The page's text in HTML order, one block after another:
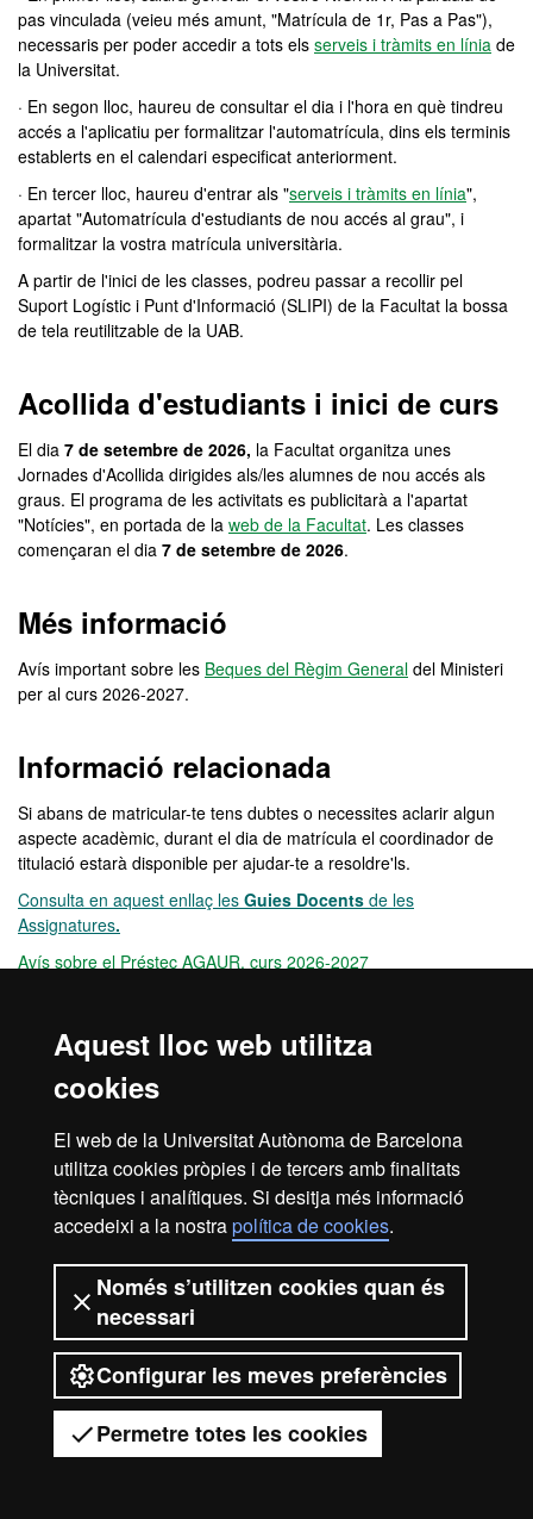
Aquest lloc web utilitza
cookies
El web de la Universitat Autònoma de Barcelona
utilitza cookies pròpies i de tercers amb finalitats
tècniques i analítiques. Si desitja més informació
accedeixi a la nostrapolítica de cookies.
Només s’utilitzen cookies quan és
necessari
Configurar les meves preferències
Permetre totes les cookies
Tens dubtes?
pas vinculada (veieu més amunt, "Matrícula de 1r, Pas a Pas"),
necessaris per poder accedir a tots els serveis i tràmits en línia de
la Universitat.
· En segon lloc, haureu de consultar el dia i l'hora en què tindreu
accés a l'aplicatiu per formalitzar l'automatrícula, dins els terminis
establerts en el calendari especificat anteriorment.
· En tercer lloc, haureu d'entrar als "serveis i tràmits en línia",
apartat "Automatrícula d'estudiants de nou accés al grau", i
formalitzar la vostra matrícula universitària.
A partir de l'inici de les classes, podreu passar a recollir pel
Suport Logístic i Punt d'Informació (SLIPI) de la Facultat la bossa
de tela reutilitzable de la UAB.
Acollida d'estudiants i inici de curs
El dia 7 de setembre de 2026, la Facultat organitza unes
Jornades d'Acollida dirigides als/les alumnes de nou accés als
graus. El programa de les activitats es publicitarà a l'apartat
"Notícies", en portada de la web de la Facultat. Les classes
començaran el dia 7 de setembre de 2026.
Més informació
Avís important sobre les Beques del Règim General del Ministeri
per al curs 2026-2027.
Informació relacionada
Si abans de matricular-te tens dubtes o necessites aclarir algun
aspecte acadèmic, durant el dia de matrícula el coordinador de
titulació estarà disponible per ajudar-te a resoldre'ls.
Consulta en aquest enllaç les Guies Docents de les
Assignatures.
Avís sobre el Préstec AGAUR, curs 2026-2027
Inici de les classes
7 de setembre de 2026.
Horaris de les assignatures
Horaris de Primer Curs del Grau en Geografia, Medi Ambient i
Horaris de les assignatures per al curs 2026-2027
2026 Universitat Autònoma de
Barcelona